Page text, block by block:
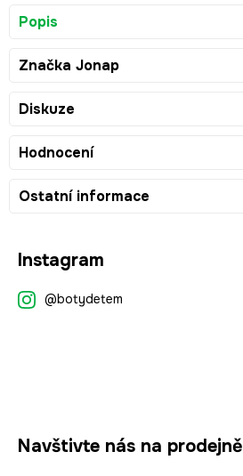
Popis
Značka Jonap
Diskuze
Hodnocení
Ostatní informace
Instagram
@botydetem
Navštivte nás na prodejně